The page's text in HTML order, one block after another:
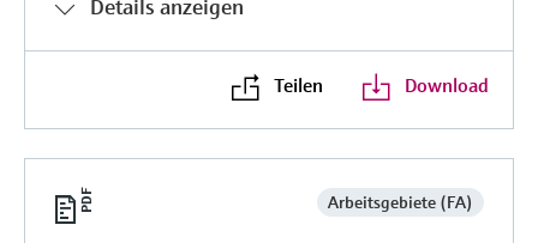
Details anzeigen
Teilen Download
Arbeitsgebiete (FA)